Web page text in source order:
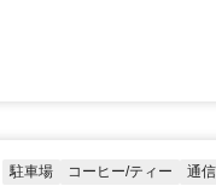
キャンセルポリシー
駐車場 コーヒー/ティー 通